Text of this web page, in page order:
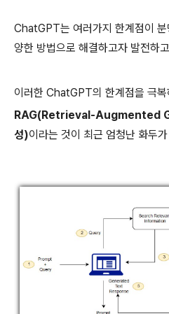
ChatGPT는 여러가지 한계점이
양한 방법으로 해결하고자 발전하
이러한 ChatGPT의 한계점을 극복
RAG(Retrieval-Augmented
성)이라는 것이 최근 엄청난 화두